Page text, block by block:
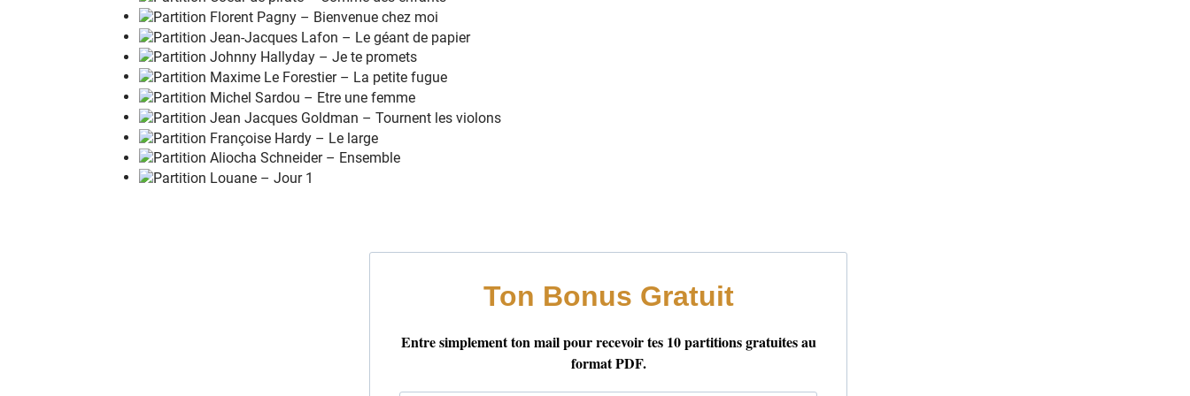
Au bout de lat erre
Emmenez-moi au pays des merveilles
Il mesemble que la mis ère
Ser ait moins pénible au soleil